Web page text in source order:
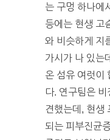
는 구멍 하나에
등에는 현생 고
와 비슷하게 지
가시가 나 있는
온 섬유 여럿이
다. 연구팀은
견했는데, 현생
되는 피부진균